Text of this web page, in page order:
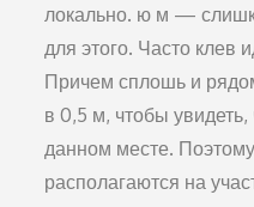
локально. ю м —
для это­го. Часто клев
Причем сплошь и
в 0,5 м, чтобы
данном месте.
располагаются на